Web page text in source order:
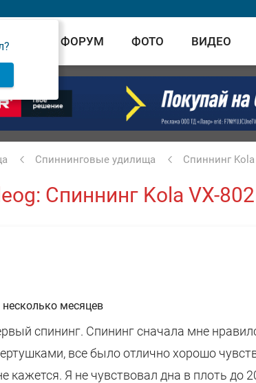
ФОРУМ ФОТО ВИДЕО
Спиннинговые удилища Спиннинг
Спиннинг Kola VX-
месяцев
спининг. Спининг сначала мне
все было отлично хорошо
Я не чувствовал дна в плоть до